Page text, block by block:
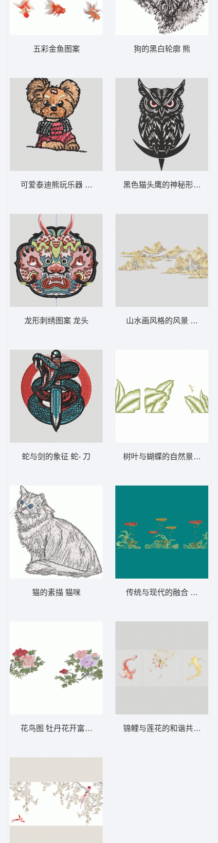
五彩金鱼图案
可爱泰迪熊玩乐器 狗 插针 泰迪
龙形刺绣图案 龙头
蛇与剑的象征 蛇- 刀
猫的素描 猫咪
花鸟图 牡丹花开富贵背景墙
狗的黑白轮廓 熊
黑色猫头鹰的神秘形象 猫
树叶与蝴蝶的自然景象 墙